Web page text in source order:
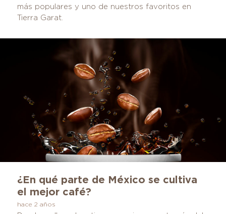
más populares y uno de nuestros favoritos en
Tierra Garat.
¿En qué parte de México se cultiva
el mejor café?
hace 2 años